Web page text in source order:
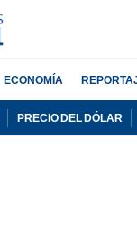
ECONOMÍA
PRECIO DEL DÓLAR